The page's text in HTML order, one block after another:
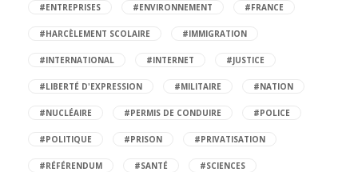
#ENTREPRISES #ENVIRONNEMENT #FRANCE
#HARCÈLEMENT SCOLAIRE #IMMIGRATION
#INTERNATIONAL #INTERNET #JUSTICE
#LIBERTÉ D'EXPRESSION #MILITAIRE #NATION
#NUCLÉAIRE #PERMIS DE CONDUIRE #POLICE
#POLITIQUE #PRISON #PRIVATISATION
#RÉFÉRENDUM #SANTÉ #SCIENCES